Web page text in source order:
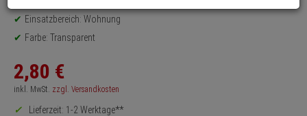
Einsatzbereich: Wohnung
Farbe: Transparent
2,80 €
inkl. MwSt. zzgl. Versandkosten
Lieferzeit: 1-2 Werktage**